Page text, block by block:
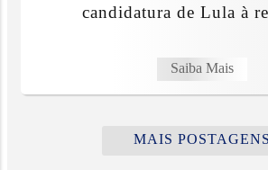
candidatura de Lula à
Saiba Mais
MAIS POSTAGENS